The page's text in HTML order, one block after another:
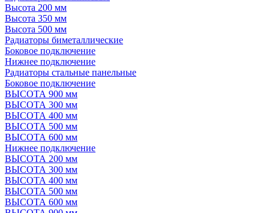
Высота 200 мм
Высота 350 мм
Высота 500 мм
Радиаторы биметаллические
Боковое подключение
Нижнее подключение
Радиаторы стальные панельные
Боковое подключение
ВЫСОТА 900 мм
ВЫСОТА 300 мм
ВЫСОТА 400 мм
ВЫСОТА 500 мм
ВЫСОТА 600 мм
Нижнее подключение
ВЫСОТА 200 мм
ВЫСОТА 300 мм
ВЫСОТА 400 мм
ВЫСОТА 500 мм
ВЫСОТА 600 мм